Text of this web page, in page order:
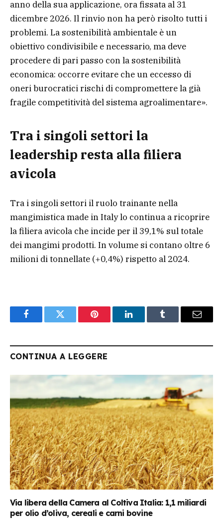
anno della sua applicazione, ora fissata al 31
dicembre 2026. Il rinvio non ha però risolto tutti i
problemi. La sostenibilità ambientale è un
obiettivo condivisibile e necessario, ma deve
procedere di pari passo con la sostenibilità
economica: occorre evitare che un eccesso di
oneri burocratici rischi di compromettere la già
fragile competitività del sistema agroalimentare».
Tra i singoli settori la
leadership resta alla filiera
avicola
Tra i singoli settori il ruolo trainante nella
mangimistica made in Italy lo continua a ricoprire
la filiera avicola che incide per il 39,1% sul totale
dei mangimi prodotti. In volume si contano oltre 6
milioni di tonnellate (+0,4%) rispetto al 2024.
FacebookTwitter Pinterest LinkedInTumblr Email
CONTINUA A LEGGERE
Via libera della Camera al Coltiva Italia: 1,1 miliardi
per olio d’oliva, cereali e carni bovine